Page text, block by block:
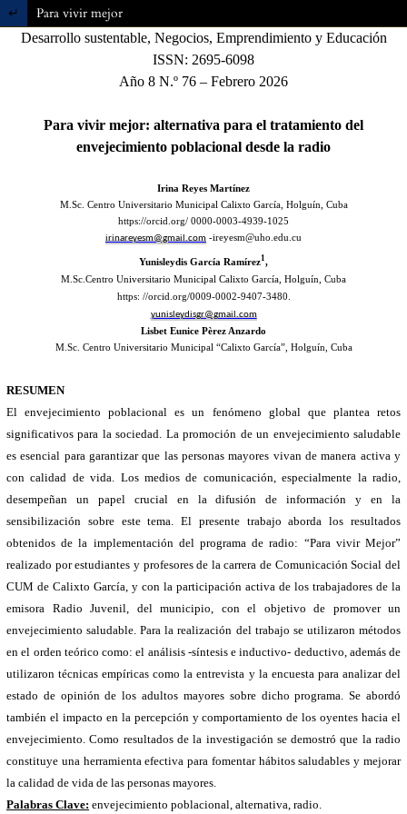
Volver a los detalles del artículo
Para vivir mejor